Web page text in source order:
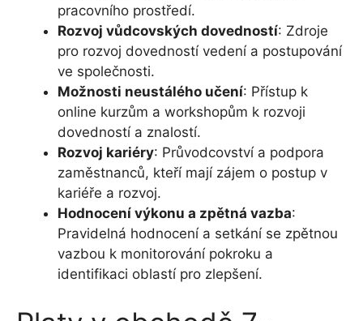
pracovního prostředí.
Rozvoj vůdcovských dovedností: Zdroje
pro rozvoj dovedností vedení a postupování
ve společnosti.
Možnosti neustálého učení: Přístup k
online kurzům a workshopům k rozvoji
dovedností a znalostí.
Rozvoj kariéry: Průvodcovství a podpora
zaměstnanců, kteří mají zájem o postup v
kariéře a rozvoj.
Hodnocení výkonu a zpětná vazba:
Pravidelná hodnocení a setkání se zpětnou
vazbou k monitorování pokroku a
identifikaci oblastí pro zlepšení.